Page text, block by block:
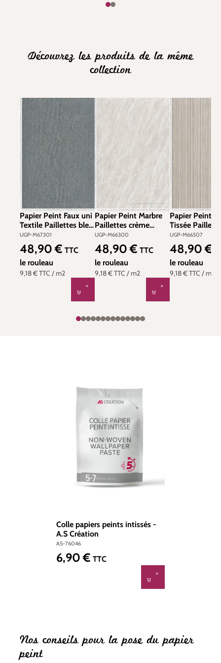
Découvrez les produits de la même
collection
Papier Peint Faux uni
Textile Paillettes bleu
doré - Venezia
d'Ugépa | Réf. UGP-
M67301
UGP-M67301
9,18 €TTC / m2
Prix régulier :
48,90 € TTC
le rouleau
Papier Peint Marbre
Paillettes crème
argenté - Venezia
d'Ugépa | Réf. UGP-
M66300
UGP-M66300
9,18 €TTC / m2
Prix régulier :
48,90 € TTC
le rouleau
Papier Peint
Tissée
beige doré -
d'Ugépa | Réf.
M66507
UGP-M66507
9,18 €TTC / m2
Prix régulier :
48,90 €
le rouleau
Colle papiers peints intissés -
A.S Création
AS-76046
Prix régulier :
6,90 € TTC
Nos conseils pour la pose du papier
peint